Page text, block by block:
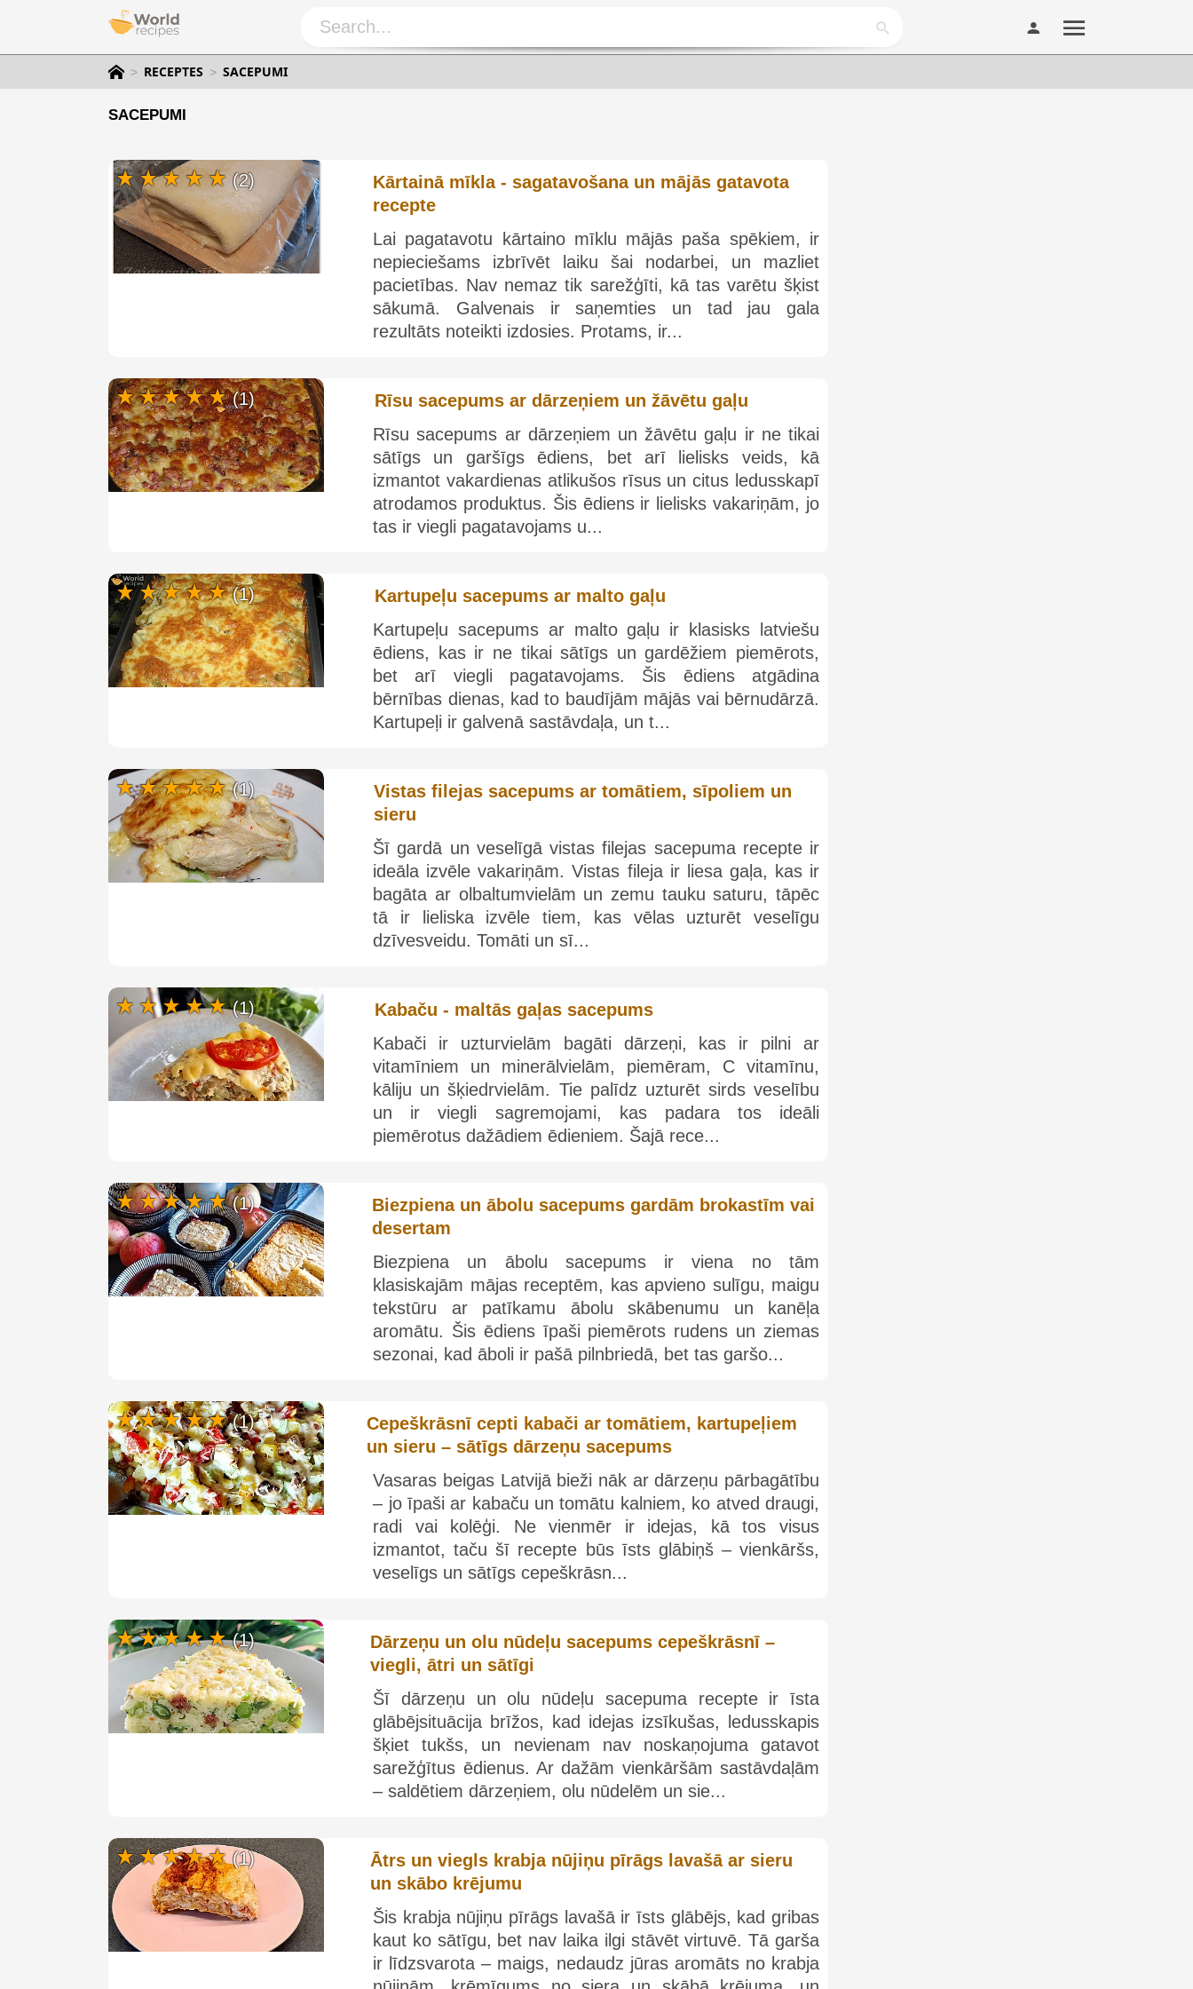
RECEPTES SACEPUMI
SACEPUMI
Kārtainā mīkla - sagatavošana un mājās gatavota
recepte
Lai pagatavotu kārtaino mīklu mājās paša spēkiem, ir
nepieciešams izbrīvēt laiku šai nodarbei, un mazliet
pacietības. Nav nemaz tik sarežģīti, kā tas varētu šķist
sākumā. Galvenais ir saņemties un tad jau gala
rezultāts noteikti izdosies. Protams, ir...
(2)
Rīsu sacepums ar dārzeņiem un žāvētu gaļu
Rīsu sacepums ar dārzeņiem un žāvētu gaļu ir ne tikai
sātīgs un garšīgs ēdiens, bet arī lielisks veids, kā
izmantot vakardienas atlikušos rīsus un citus ledusskapī
atrodamos produktus. Šis ēdiens ir lielisks vakariņām, jo
tas ir viegli pagatavojams u...
(1)
Kartupeļu sacepums ar malto gaļu
Kartupeļu sacepums ar malto gaļu ir klasisks latviešu
ēdiens, kas ir ne tikai sātīgs un gardēžiem piemērots,
bet arī viegli pagatavojams. Šis ēdiens atgādina
bērnības dienas, kad to baudījām mājās vai bērnudārzā.
Kartupeļi ir galvenā sastāvdaļa, un t...
(1)
Vistas filejas sacepums ar tomātiem, sīpoliem un
sieru
Šī gardā un veselīgā vistas filejas sacepuma recepte ir
ideāla izvēle vakariņām. Vistas fileja ir liesa gaļa, kas ir
bagāta ar olbaltumvielām un zemu tauku saturu, tāpēc
tā ir lieliska izvēle tiem, kas vēlas uzturēt veselīgu
dzīvesveidu. Tomāti un sī...
(1)
Kabaču - maltās gaļas sacepums
Kabači ir uzturvielām bagāti dārzeņi, kas ir pilni ar
vitamīniem un minerālvielām, piemēram, C vitamīnu,
kāliju un šķiedrvielām. Tie palīdz uzturēt sirds veselību
un ir viegli sagremojami, kas padara tos ideāli
piemērotus dažādiem ēdieniem. Šajā rece...
(1)
Biezpiena un ābolu sacepums gardām brokastīm vai
desertam
Biezpiena un ābolu sacepums ir viena no tām
klasiskajām mājas receptēm, kas apvieno sulīgu, maigu
tekstūru ar patīkamu ābolu skābenumu un kanēļa
aromātu. Šis ēdiens īpaši piemērots rudens un ziemas
sezonai, kad āboli ir pašā pilnbriedā, bet tas garšo...
(1)
Cepeškrāsnī cepti kabači ar tomātiem, kartupeļiem
un sieru – sātīgs dārzeņu sacepums
Vasaras beigas Latvijā bieži nāk ar dārzeņu pārbagātību
– jo īpaši ar kabaču un tomātu kalniem, ko atved draugi,
radi vai kolēģi. Ne vienmēr ir idejas, kā tos visus
izmantot, taču šī recepte būs īsts glābiņš – vienkāršs,
veselīgs un sātīgs cepeškrāsn...
(1)
Dārzeņu un olu nūdeļu sacepums cepeškrāsnī –
viegli, ātri un sātīgi
Šī dārzeņu un olu nūdeļu sacepuma recepte ir īsta
glābējsituācija brīžos, kad idejas izsīkušas, ledusskapis
šķiet tukšs, un nevienam nav noskaņojuma gatavot
sarežģītus ēdienus. Ar dažām vienkāršām sastāvdaļām
– saldētiem dārzeņiem, olu nūdelēm un sie...
(1)
Ātrs un viegls krabja nūjiņu pīrāgs lavašā ar sieru
un skābo krējumu
Šis krabja nūjiņu pīrāgs lavašā ir īsts glābējs, kad gribas
kaut ko sātīgu, bet nav laika ilgi stāvēt virtuvē. Tā garša
ir līdzsvarota – maigs, nedaudz jūras aromāts no krabja
(1)